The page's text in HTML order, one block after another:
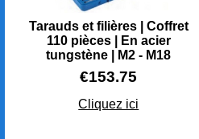
Tarauds et filières | Coffret
110 pièces | En acier
tungstène | M2 - M18
€153.75
Cliquez ici